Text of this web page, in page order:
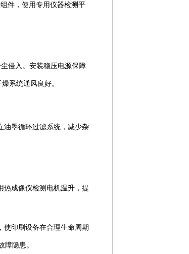
件，使用专用仪器检测平
侵入。安装稳压电源保障
系统通风良好。
油墨循环过滤系统，减少杂
热成像仪检测电机温升，提
使印刷设备在合理生命周期
隐患。